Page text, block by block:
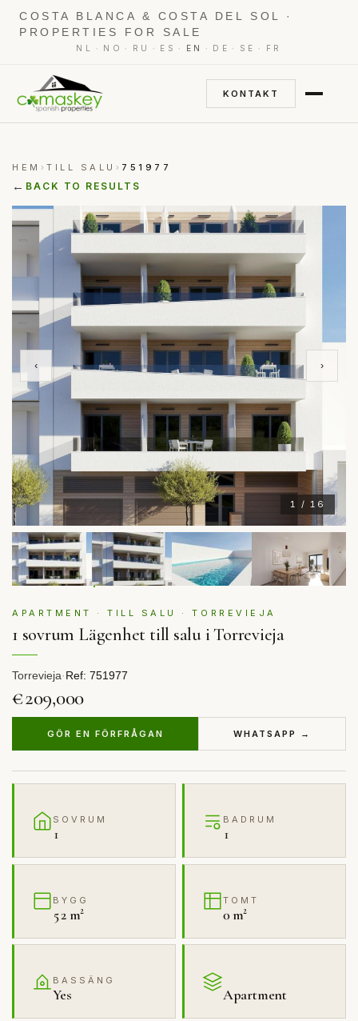
COSTA BLANCA & COSTA DEL SOL ·
PROPERTIES FOR SALE
NL · NO · RU · ES · EN · DE · SE · FR
KONTAKT
HEM ›TILL SALU › 751977
← BACK TO RESULTS
1 / 16
‹ ›
APARTMENT · TILL SALU · TORREVIEJA
1 sovrum Lägenhet till salu i Torrevieja
Torrevieja·Ref: 751977
€209,000
GÖR EN FÖRFRÅGAN WHATSAPP →
SOVRUM
1
BADRUM
1
BYGG
52 m²
TOMT
0 m²
BASSÄNG
Yes Apartment